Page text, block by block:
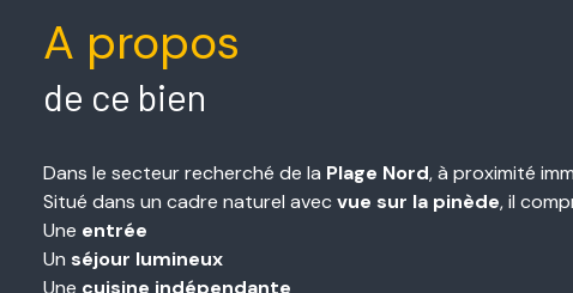
A propos
de ce bien
Dans le secteur recherché de la Plage Nord, à proximité
Situé dans un cadre naturel avec vue sur la pinède, il
Une entrée
Un séjour lumineux
Une cuisine indépendante